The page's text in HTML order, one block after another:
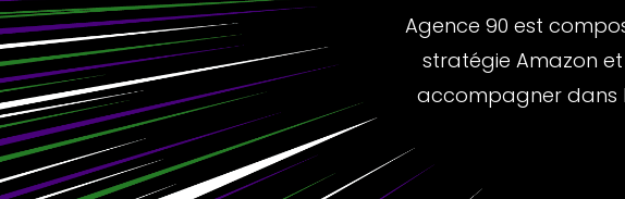
Agence 90 est
stratégie Amazon
accompagner dans